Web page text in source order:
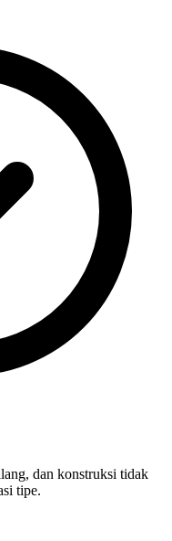
dan konstruksi tidak
tipe.